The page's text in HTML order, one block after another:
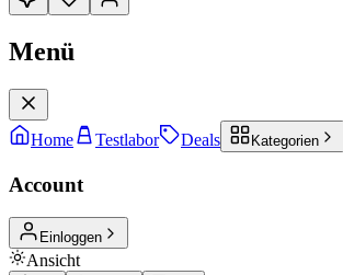
Menü
Home Testlabor Deals Kategorien
Account
Einloggen
Ansicht